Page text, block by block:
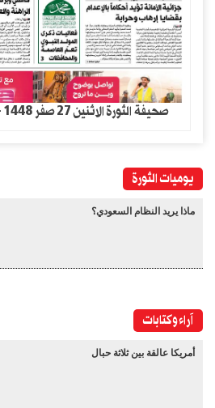
صحيفة الثورة الاثنين 27 صفر 1448 – 10 اغسطس 2026
يوميات الثورة
ماذا يريد النظام السعودي؟
آراء وكتابات
أمريكا عالقة بين ثلاثة حبال